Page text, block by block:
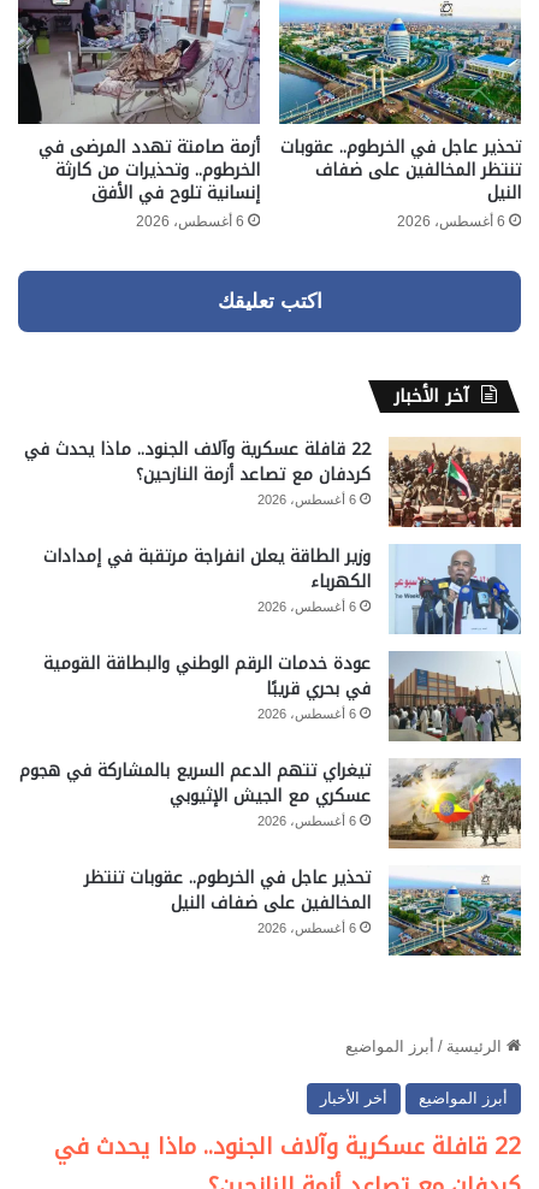
تحذير عاجل في الخرطوم.. عقوبات
تنتظر المخالفين على ضفاف
النيل
6 أغسطس، 2026
أزمة صامتة تهدد المرضى في
الخرطوم.. وتحذيرات من كارثة
إنسانية تلوح في الأفق
6 أغسطس، 2026
اكتب تعليقك
آخر الأخبار
22 قافلة عسكرية وآلاف الجنود.. ماذا يحدث في
كردفان مع تصاعد أزمة النازحين؟
6 أغسطس، 2026
وزير الطاقة يعلن انفراجة مرتقبة في إمدادات
الكهرباء
6 أغسطس، 2026
عودة خدمات الرقم الوطني والبطاقة القومية
في بحري قريبًا
6 أغسطس، 2026
تيغراي تتهم الدعم السريع بالمشاركة في هجوم
عسكري مع الجيش الإثيوبي
6 أغسطس، 2026
تحذير عاجل في الخرطوم.. عقوبات تنتظر
المخالفين على ضفاف النيل
6 أغسطس، 2026